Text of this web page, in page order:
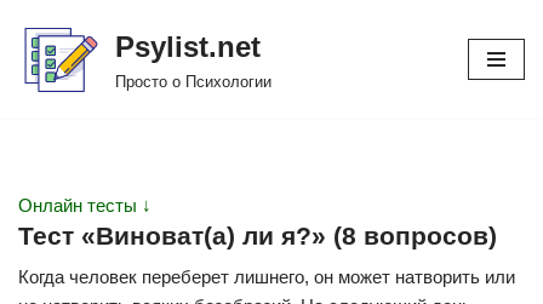
Перейти
Psylist.net
Просто о Психологии
Онлайн тесты ↓
Тест «Виноват(а) ли я?» (8 вопросов)
Когда человек переберет лишнего, он может натворить или